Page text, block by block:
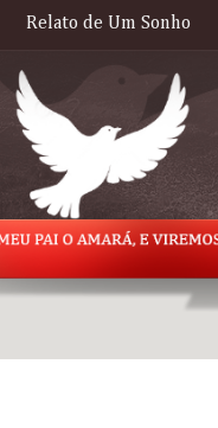
Relato de Um Sonho